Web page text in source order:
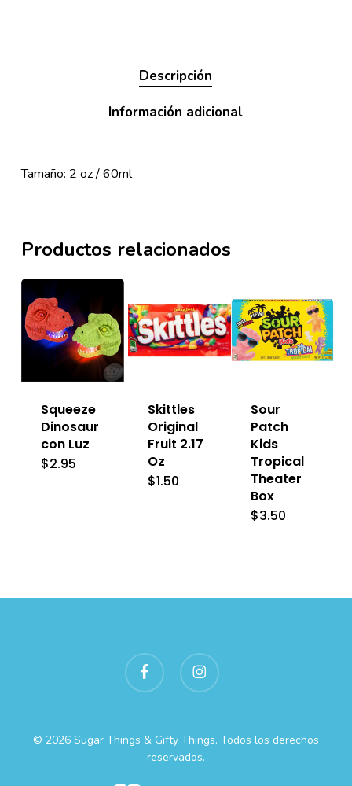
Descripción
Información adicional
Tamaño: 2 oz / 60ml
Productos relacionados
Squeeze
Dinosaur
con Luz
$2.95
Skittles
Original
Fruit 2.17
Oz
$1.50
Sour
Patch
Kids
Tropical
Theater
Box
$3.50
facebook instagram
© 2026 Sugar Things & Gifty Things. Todos los derechos
reservados.